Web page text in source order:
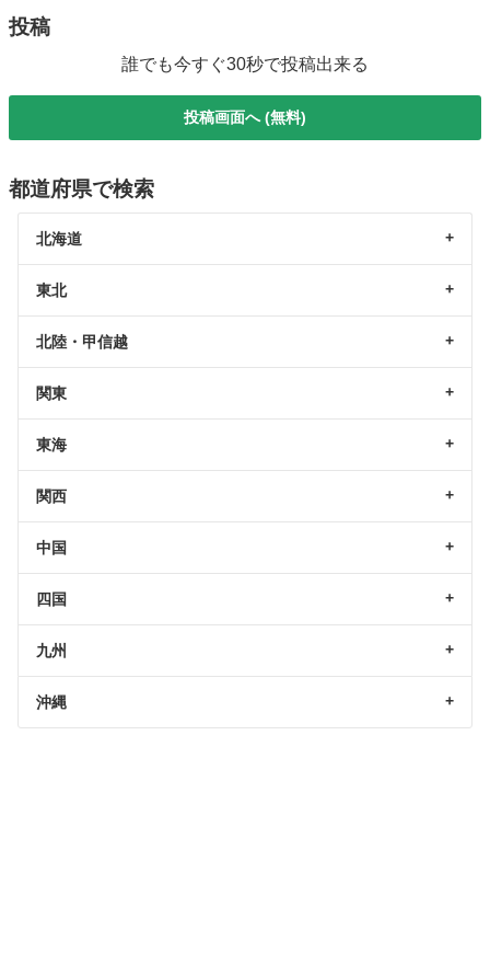
投稿
誰でも今すぐ30秒で投稿出来る
投稿画面へ (無料)
都道府県で検索
北海道
東北
北陸・甲信越
関東
東海
関西
中国
四国
九州
沖縄